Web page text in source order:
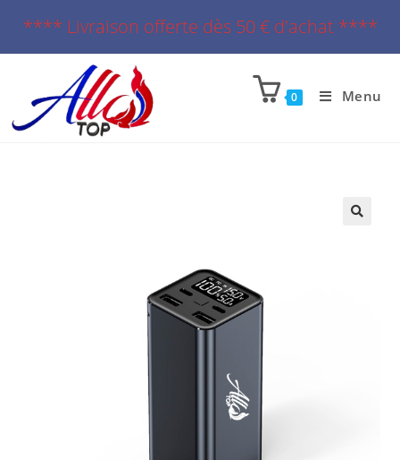
**** Livraison offerte dès 50 € d'achat ****
0 Menu